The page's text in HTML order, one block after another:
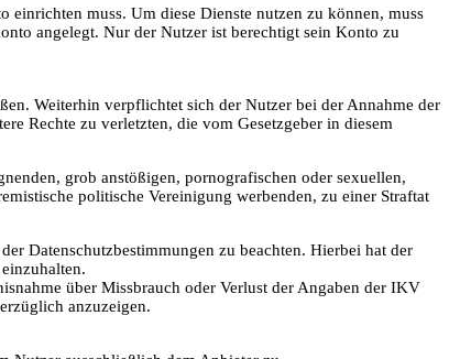
muss. Um diese Dienste nutzen zu können, muss
angelegt. Nur der Nutzer ist berechtigt sein Konto zu
Weiterhin verpflichtet sich der Nutzer bei der Annahme der
Rechte zu verletzten, die vom Gesetzgeber in diesem
grob anstößigen, pornografischen oder sexuellen,
politische Vereinigung werbenden, zu einer Straftat
Datenschutzbestimmungen zu beachten. Hierbei hat der
über Missbrauch oder Verlust der Angaben der IKV
anzuzeigen.